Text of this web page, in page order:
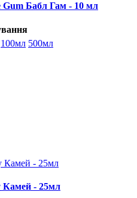
Gum Бабл Гам - 10 мл
100мл 500мл
Камей - 25мл